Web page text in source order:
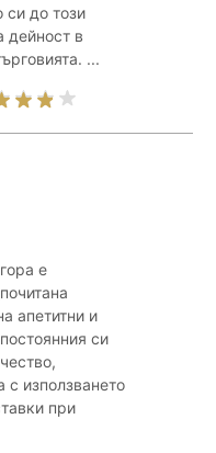
си до този
дейност в
...
е
апетитни и
си
с използването
при